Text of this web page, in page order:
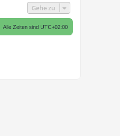
Gehe zu
Alle Zeiten sind UTC+02:00